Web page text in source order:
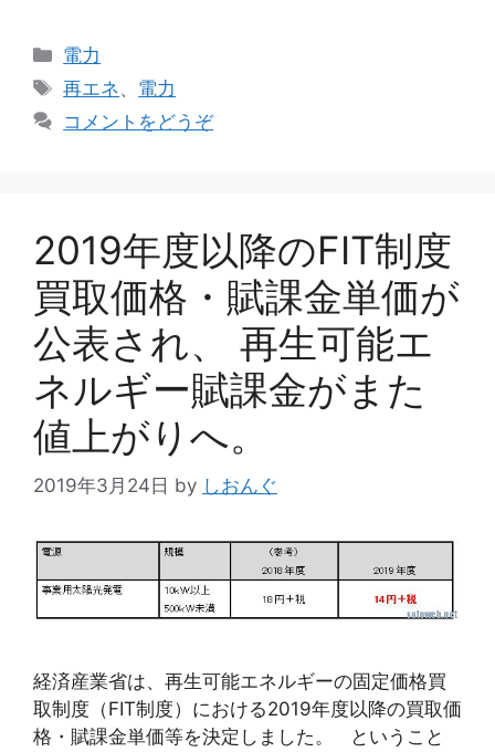
カ
テ
リ
電力
タ
グ
再エネ、 電力
コメントをどうぞ
2019年度以降のFIT制度
買取価格・賦課金単価が
公表され、 再生可能エ
ネルギー賦課金がまた
値上がりへ。
2019年3月24日 by しおんぐ
経済産業省は、再生可能エネルギーの固定価格買
取制度（FIT制度）における2019年度以降の買取価
格・賦課金単価等を決定しました。 ということ